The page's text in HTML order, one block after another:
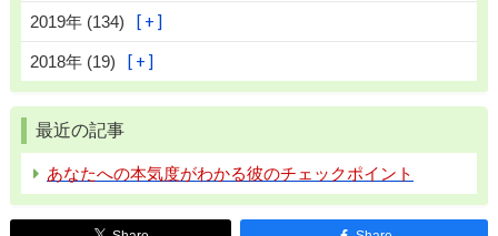
2019年 (134)
2018年 (19)
最近の記事
あなたへの本気度がわかる彼のチェックポイント